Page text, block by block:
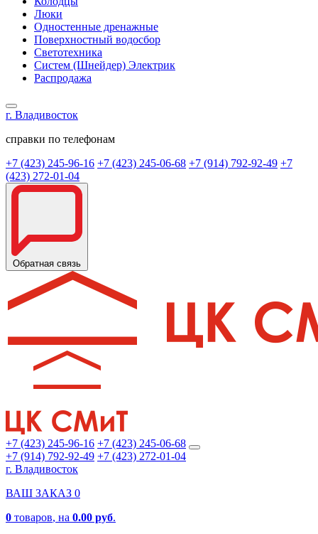
Люки
Одностенные дренажные
Поверхностный водосбор
Светотехника
Систем (Шнейдер) Электрик
Распродажа
г. Владивосток
справки по телефонам
+7 (423) 245-96-16 +7 (423) 245-06-68 +7 (914) 792-92-49 +7
(423) 272-01-04
Обратная связь
+7 (423) 245-96-16 +7 (423) 245-06-68
+7 (914) 792-92-49 +7 (423) 272-01-04
г. Владивосток
ВАШ ЗАКАЗ 0
0 товаров, на 0.00 руб.